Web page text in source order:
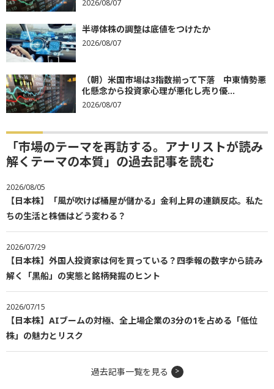
2026/08/07
半導体株の調整は底値をつけたか
2026/08/07
（朝）米国市場は3指数揃って下落 中東情勢悪
化懸念から投資家心理が悪化し売り優...
2026/08/07
「市場のテーマを再訪する。アナリストが読み
解くテーマの本質」の過去記事を読む
2026/08/05
【日本株】「風が吹けば桶屋が儲かる」金利上昇の連鎖反応。私た
ちの生活と株価はどう変わる？
2026/07/29
【日本株】外国人投資家は何を買っている？四季報の数字から読み
解く「黒船」の実態と銘柄発掘のヒント
2026/07/15
【日本株】AIブームの対極、全上場企業の3分の1を占める「低位
株」の魅力とリスク
過去記事一覧を見る